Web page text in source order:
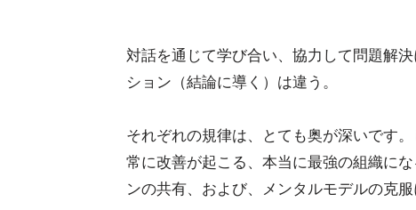
対話を通じて学び合い、協力して問題解
ション（結論に導く）は違う。
それぞれの規律は、とても奥が深いです
常に改善が起こる、本当に最強の組織に
ンの共有、および、メンタルモデルの克